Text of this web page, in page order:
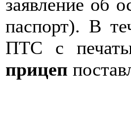
заявление об
паспорт). В
ПТС с
прицеп